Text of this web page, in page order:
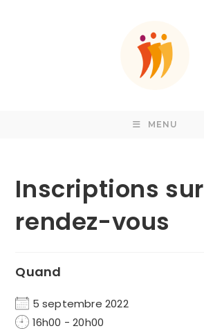
MENU
Inscriptions sur
rendez-vous
Quand
5 septembre 2022
16h00 - 20h00